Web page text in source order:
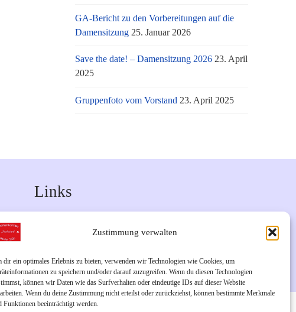
Zustimmung verwalten
dir ein optimales Erlebnis zu bieten, verwenden wir Technologien wie Cookies, um
zu speichern und/oder darauf zuzugreifen. Wenn du diesen Technologien
können wir Daten wie das Surfverhalten oder eindeutige IDs auf dieser Website
Wenn du deine Zustimmung nicht erteilst oder zurückziehst, können bestimmte Merkmale
Funktionen beeinträchtigt werden.
GA-Bericht zu den Vorbereitungen auf die
Damensitzung 25. Januar 2026
Save the date! – Damensitzung 2026 23. April
2025
Gruppenfoto vom Vorstand 23. April 2025
Links
Unsere Instagram-Seite